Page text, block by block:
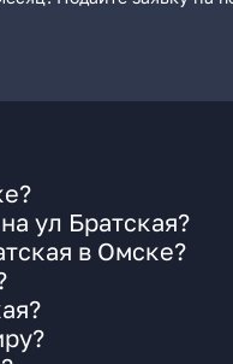
ул Братская?
в Омске?